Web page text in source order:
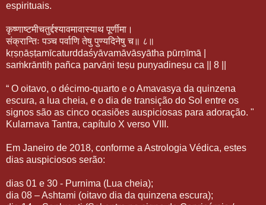
espirituais.
कृष्णाष्टमीचतुर्द्दश्यावमावास्याथ पूर्णीमा।
संक्रान्तिः पञ्च पर्वाणि तेषु पुण्यदिनेषु च॥ ८॥
kṛṣṇāṣṭamīcaturddaśyāvamāvāsyātha pūrṇīmā |
saṁkrāntiḥ pañca parvāṇi teṣu puṇyadineṣu ca || 8 ||
“ O oitavo, o décimo-quarto e o Amavasya da quinzena
escura, a lua cheia, e o dia de transição do Sol entre os
signos são as cinco ocasiões auspiciosas para adoração. "
Kularnava Tantra, capítulo X verso VIII.
Em Janeiro de 2018, conforme a Astrologia Védica, estes
dias auspiciosos serão:
dias 01 e 30 - Purnima (Lua cheia);
dia 08 – Ashtami (oitavo dia da quinzena escura);